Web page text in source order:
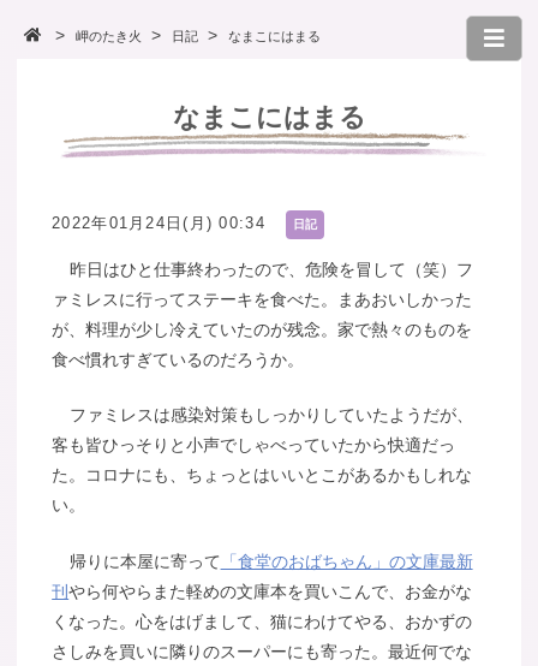
岬のたき火 日記 なまこにはまる
なまこにはまる
2022年01月24日(月) 00:34 日記
昨日はひと仕事終わったので、危険を冒して（笑）フ
ァミレスに行ってステーキを食べた。まあおいしかった
が、料理が少し冷えていたのが残念。家で熱々のものを
食べ慣れすぎているのだろうか。
ファミレスは感染対策もしっかりしていたようだが、
客も皆ひっそりと小声でしゃべっていたから快適だっ
た。コロナにも、ちょっとはいいとこがあるかもしれな
い。
帰りに本屋に寄って 「食堂のおばちゃん」の文庫最新
刊やら何やらまた軽めの文庫本を買いこんで、お金がな
くなった。心をはげまして、猫にわけてやる、おかずの
さしみを買いに隣りのスーパーにも寄った。最近何でな